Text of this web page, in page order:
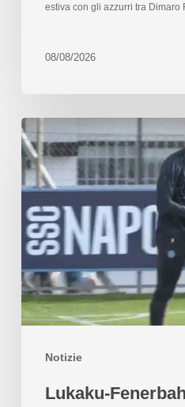
estiva con gli azzurri tra
08/08/2026
Notizie
Lukaku-